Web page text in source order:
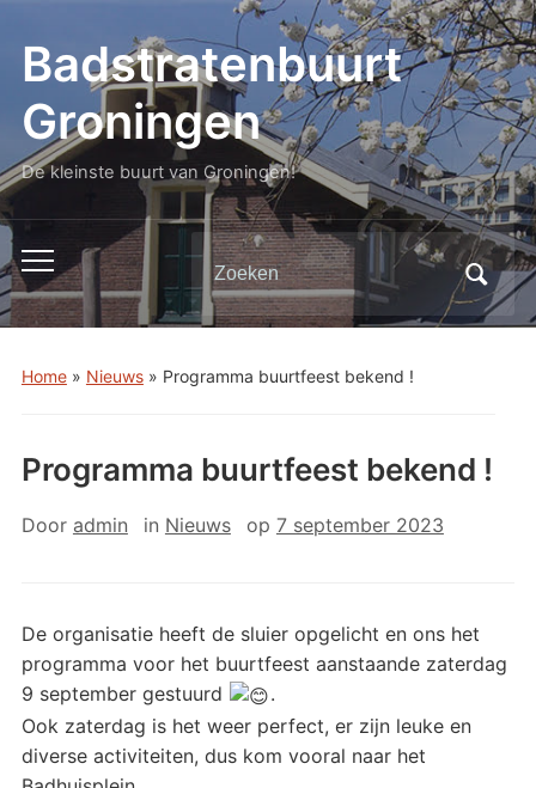
Badstratenbuurt
Groningen
De kleinste buurt van Groningen!
Toggle
mobiel
menu
Zoeken
naar:
Home» Nieuws» Programma buurtfeest bekend !
Programma buurtfeest bekend !
Door admin in Nieuws op 7 september 2023
De organisatie heeft de sluier opgelicht en ons het
programma voor het buurtfeest aanstaande zaterdag
9 september gestuurd
.
Ook zaterdag is het weer perfect, er zijn leuke en
diverse activiteiten, dus kom vooral naar het